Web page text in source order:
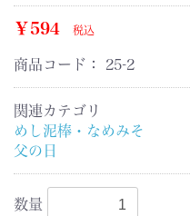
￥594 税込
商品コード： 25-2
関連カテゴリ
めし泥棒・なめみそ
父の日
数量